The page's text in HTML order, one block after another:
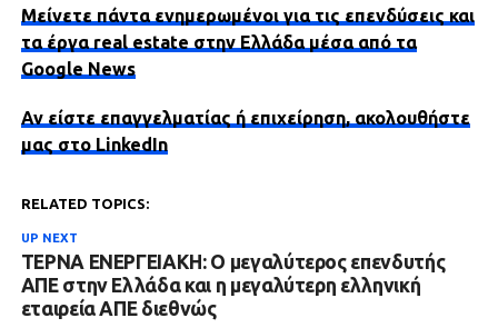
Μείνετε πάντα ενημερωμένοι για τις επενδύσεις και
τα έργα real estate στην Ελλάδα μέσα από τα
Google News
Αν είστε επαγγελματίας ή επιχείρηση, ακολουθήστε
μας στο LinkedIn
RELATED TOPICS:
UP NEXT
ΤΕΡΝΑ ΕΝΕΡΓΕΙΑΚΗ: Ο μεγαλύτερος επενδυτής
ΑΠΕ στην Ελλάδα και η μεγαλύτερη ελληνική
εταιρεία ΑΠΕ διεθνώς